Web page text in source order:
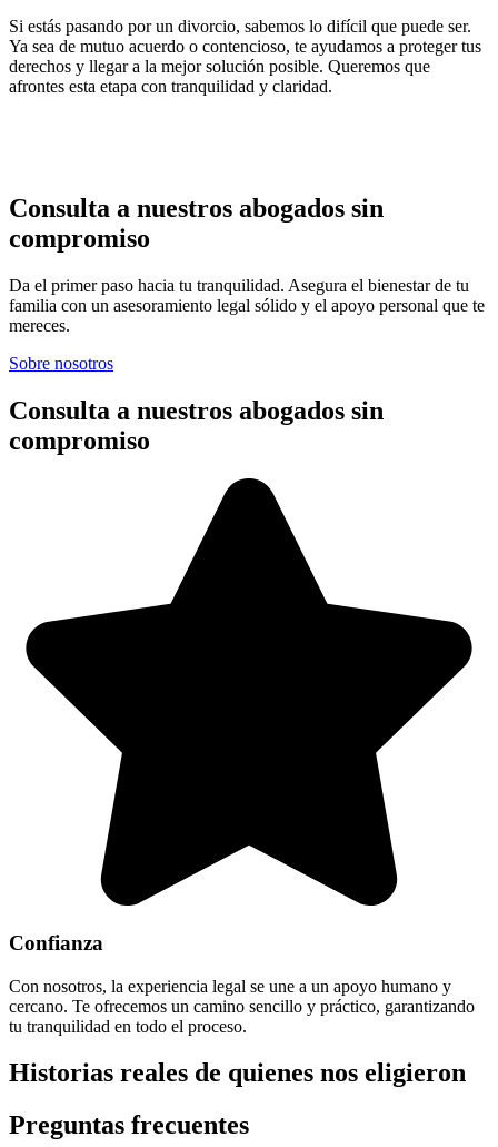
Si estás pasando por un divorcio, sabemos lo difícil que puede ser.
Ya sea de mutuo acuerdo o contencioso, te ayudamos a proteger tus
derechos y llegar a la mejor solución posible. Queremos que
afrontes esta etapa con tranquilidad y claridad.
Consulta a nuestros abogados sin
compromiso
Da el primer paso hacia tu tranquilidad. Asegura el bienestar de tu
familia con un asesoramiento legal sólido y el apoyo personal que te
mereces.
Sobre nosotros
Consulta a nuestros abogados sin
compromiso
Confianza
Con nosotros, la experiencia legal se une a un apoyo humano y
cercano. Te ofrecemos un camino sencillo y práctico, garantizando
tu tranquilidad en todo el proceso.
Historias reales de quienes nos eligieron
Preguntas frecuentes